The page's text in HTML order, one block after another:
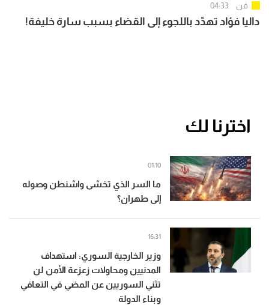
فن 04:33
داليا فؤاد تهدّد باللجوء إلى القضاء بسبب سارة خليفة!
اخترنا لك
ما السر الذي تخشى واشنطن وصوله
إلى طهران؟
01:10
وزير الخارجية السوري: استهداف
المدنيين ومحاولات زعزعة الأمن لن
تثني السوريين عن المضي في التعافي
وبناء الدولة
16:31